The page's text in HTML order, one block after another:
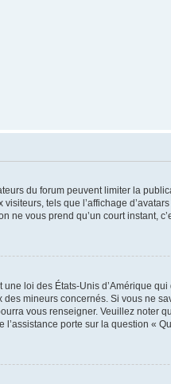
du forum peuvent limiter la
tels que l’affichage
ne vous prend qu’un court instant,
loi des États-Unis d’Amérique
mineurs concernés. Si vous ne
vous renseigner. Veuillez noter
porte sur la question «